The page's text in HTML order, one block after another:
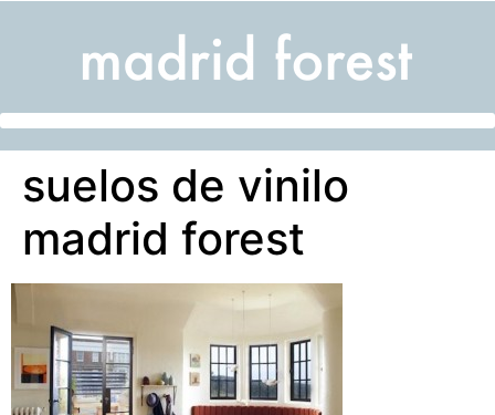
suelos de vinilo
madrid forest